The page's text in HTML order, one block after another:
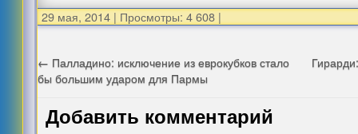
29 мая, 2014 | Просмотры: 4 608 |
← Палладино: исключение из еврокубков стало
бы большим ударом для Пармы
Добавить комментарий